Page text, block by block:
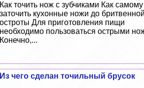
Как точить нож с зубчиками Как самому
заточить кухонные ножи до бритвенной
остроты Для приготовления пищи
необходимо пользоваться острыми
Конечно,...
Из чего сделан точильный брусок